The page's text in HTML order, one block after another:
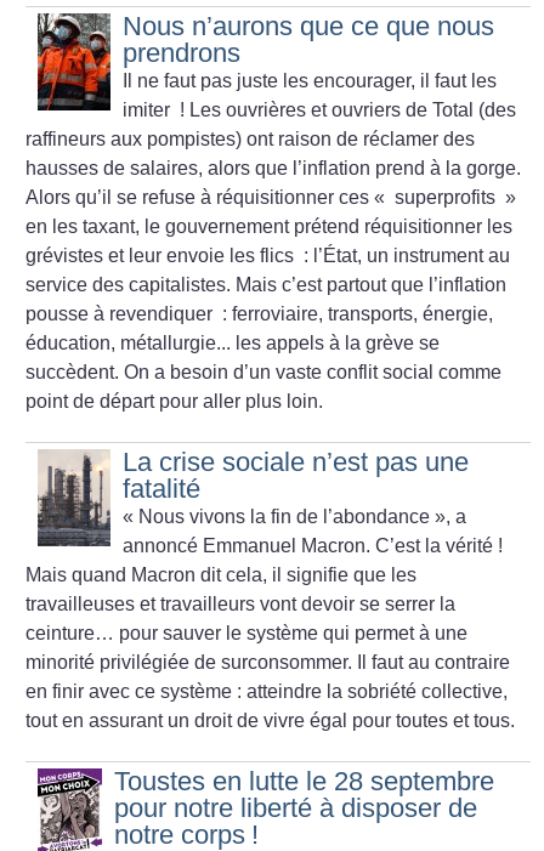
Nous n’aurons que ce que nous
prendrons
Il ne faut pas juste les encourager, il faut les
imiter ! Les ouvrières et ouvriers de Total (des
raffineurs aux pompistes) ont raison de réclamer des
hausses de salaires, alors que l’inflation prend à la gorge.
Alors qu’il se refuse à réquisitionner ces « superprofits »
en les taxant, le gouvernement prétend réquisitionner les
grévistes et leur envoie les flics : l’État, un instrument au
service des capitalistes. Mais c’est partout que l’inflation
pousse à revendiquer : ferroviaire, transports, énergie,
éducation, métallurgie... les appels à la grève se
succèdent. On a besoin d’un vaste conflit social comme
point de départ pour aller plus loin.
La crise sociale n’est pas une
fatalité
« Nous vivons la fin de l’abondance », a
annoncé Emmanuel Macron. C’est la vérité !
Mais quand Macron dit cela, il signifie que les
travailleuses et travailleurs vont devoir se serrer la
ceinture… pour sauver le système qui permet à une
minorité privilégiée de surconsommer. Il faut au contraire
en finir avec ce système : atteindre la sobriété collective,
tout en assurant un droit de vivre égal pour toutes et tous.
Toustes en lutte le 28 septembre
pour notre liberté à disposer de
notre corps !